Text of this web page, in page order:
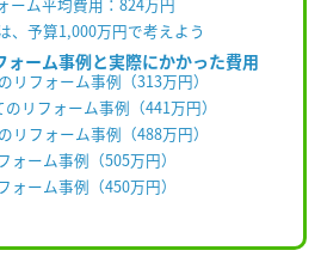
、予算1,000万円で考えよう
ーム事例と実際にかかった費用
フォーム事例（313万円）
リフォーム事例（441万円）
フォーム事例（488万円）
ーム事例（505万円）
ーム事例（450万円）